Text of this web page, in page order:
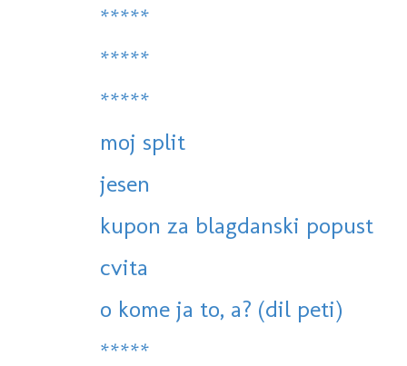
*****
*****
*****
moj split
jesen
kupon za blagdanski popust
cvita
o kome ja to, a? (dil peti)
*****